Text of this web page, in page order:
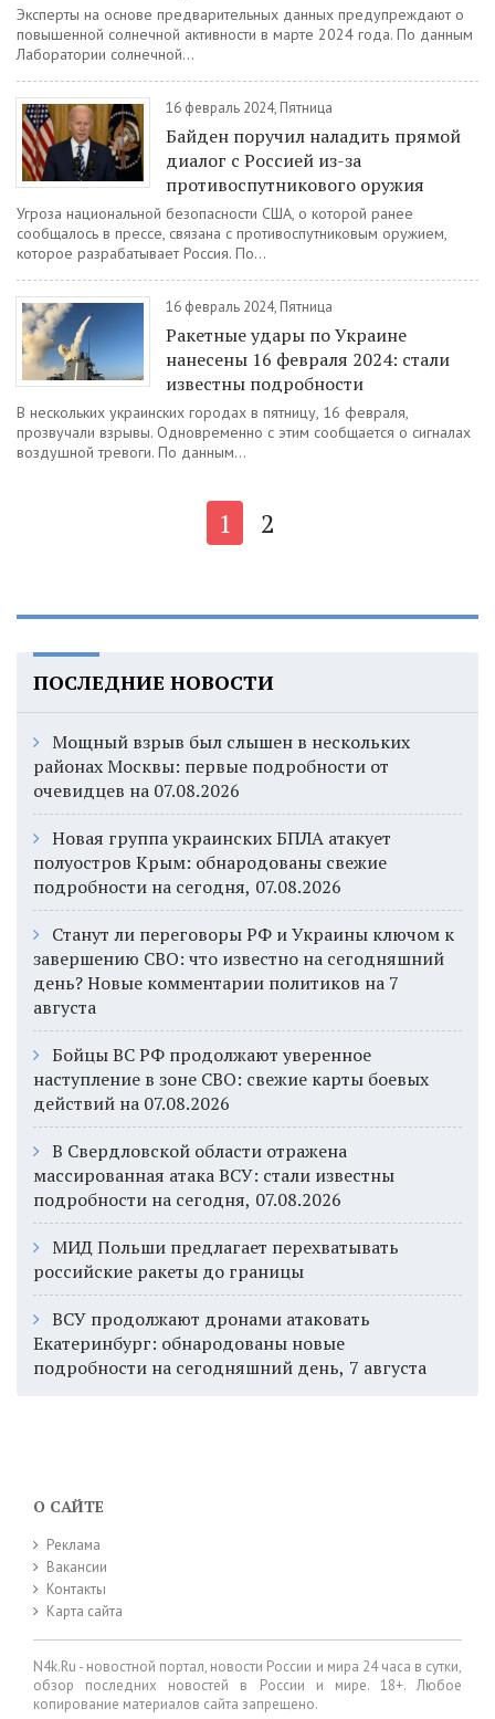
Эксперты на основе предварительных данных предупреждают о
повышенной солнечной активности в марте 2024 года. По данным
Лаборатории солнечной...
16 февраль 2024, Пятница
Байден поручил наладить прямой
диалог с Россией из-за
противоспутникового оружия
Угроза национальной безопасности США, о которой ранее
сообщалось в прессе, связана с противоспутниковым оружием,
которое разрабатывает Россия. По...
16 февраль 2024, Пятница
Ракетные удары по Украине
нанесены 16 февраля 2024: стали
известны подробности
В нескольких украинских городах в пятницу, 16 февраля,
прозвучали взрывы. Одновременно с этим сообщается о сигналах
воздушной тревоги. По данным...
1 2
ПОСЛЕДНИЕ НОВОСТИ
Мощный взрыв был слышен в нескольких
районах Москвы: первые подробности от
очевидцев на 07.08.2026
Новая группа украинских БПЛА атакует
полуостров Крым: обнародованы свежие
подробности на сегодня, 07.08.2026
Станут ли переговоры РФ и Украины ключом к
завершению СВО: что известно на сегодняшний
день? Новые комментарии политиков на 7
августа
Бойцы ВС РФ продолжают уверенное
наступление в зоне СВО: свежие карты боевых
действий на 07.08.2026
В Свердловской области отражена
массированная атака ВСУ: стали известны
подробности на сегодня, 07.08.2026
МИД Польши предлагает перехватывать
российские ракеты до границы
ВСУ продолжают дронами атаковать
Екатеринбург: обнародованы новые
подробности на сегодняшний день, 7 августа
О САЙТЕ
Реклама
Вакансии
Контакты
Карта сайта
N4k.Ru - новостной портал, новости России и мира 24 часа в сутки,
обзор последних новостей в России и мире. 18+. Любое
копирование материалов сайта запрещено.